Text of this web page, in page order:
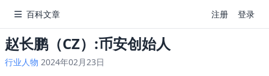
百科文章 注册 登录
赵长鹏（CZ）:币安创始人
行业人物 2024年02月23日